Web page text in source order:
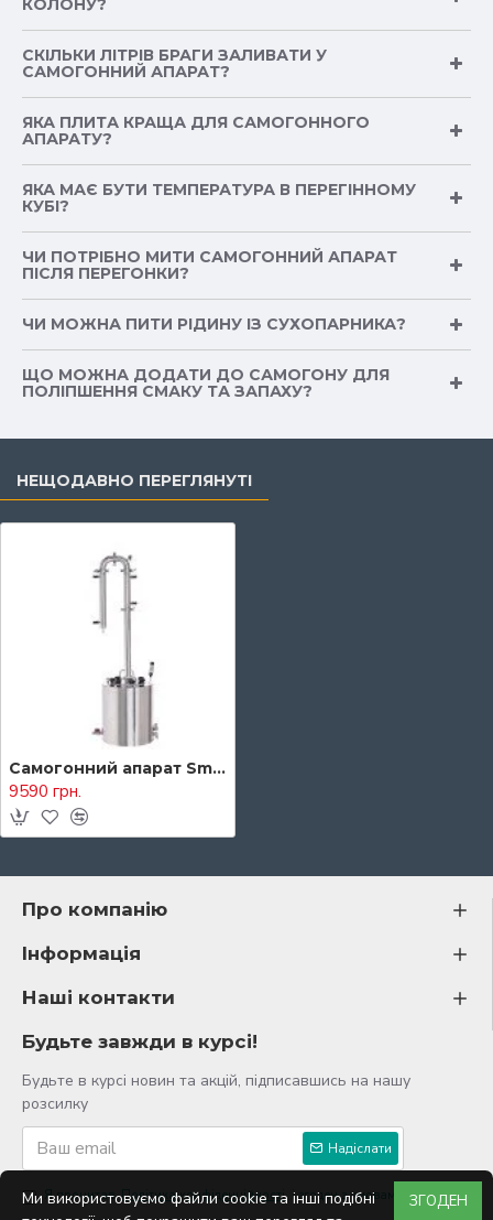
КОЛОНУ?
СКІЛЬКИ ЛІТРІВ БРАГИ ЗАЛИВАТИ У
САМОГОННИЙ АПАРАТ?
ЯКА ПЛИТА КРАЩА ДЛЯ САМОГОННОГО
АПАРАТУ?
ЯКА МАЄ БУТИ ТЕМПЕРАТУРА В ПЕРЕГІННОМУ
КУБІ?
ЧИ ПОТРІБНО МИТИ САМОГОННИЙ АПАРАТ
ПІСЛЯ ПЕРЕГОНКИ?
ЧИ МОЖНА ПИТИ РІДИНУ ІЗ СУХОПАРНИКА?
ЩО МОЖНА ДОДАТИ ДО САМОГОНУ ДЛЯ
ПОЛІПШЕННЯ СМАКУ ТА ЗАПАХУ?
НЕЩОДАВНО ПЕРЕГЛЯНУТІ
Самогонний апарат Smaga Драгобрат, 24 л.
9590 грн.
Про компанію
Інформація
Наші контакти
Будьте завжди в курсі!
Будьте в курсі новин та акцій, підписавшись на нашу
розсилку
Надіслати
Я прочитав Політика конфіденційності і згоден з умовами ЗГОДЕН
Ми використовуємо файли cookie та інші подібні